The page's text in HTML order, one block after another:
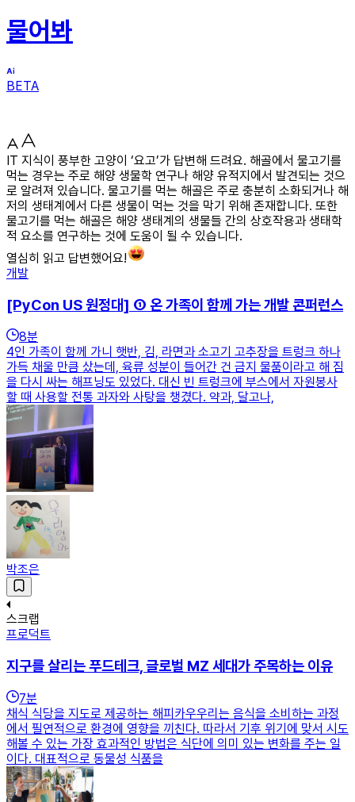
물어봐
BETA
IT 지식이 풍부한 고양이 ‘요고’가 답변해 드려요. 해골에서 물고기를
먹는 경우는 주로 해양 생물학 연구나 해양 유적지에서 발견되는 것으
로 알려져 있습니다. 물고기를 먹는 해골은 주로 충분히 소화되거나 해
저의 생태계에서 다른 생물이 먹는 것을 막기 위해 존재합니다. 또한
물고기를 먹는 해골은 해양 생태계의 생물들 간의 상호작용과 생태학
적 요소를 연구하는 것에 도움이 될 수 있습니다.
열심히 읽고 답변했어요!
개발
[PyCon US 원정대] ① 온 가족이 함께 가는 개발 콘퍼런스
8분
4인 가족이 함께 가니 햇반, 김, 라면과 소고기 고추장을 트렁크 하나
가득 채울 만큼 샀는데, 육류 성분이 들어간 건 금지 물품이라고 해 짐
을 다시 싸는 해프닝도 있었다. 대신 빈 트렁크에 부스에서 자원봉사
할 때 사용할 전통 과자와 사탕을 챙겼다. 약과, 달고나,
박조은
스크랩
프로덕트
지구를 살리는 푸드테크, 글로벌 MZ 세대가 주목하는 이유
7분
채식 식당을 지도로 제공하는 해피카우우리는 음식을 소비하는 과정
에서 필연적으로 환경에 영향을 끼친다. 따라서 기후 위기에 맞서 시도
해볼 수 있는 가장 효과적인 방법은 식단에 의미 있는 변화를 주는 일
이다. 대표적으로 동물성 식품을